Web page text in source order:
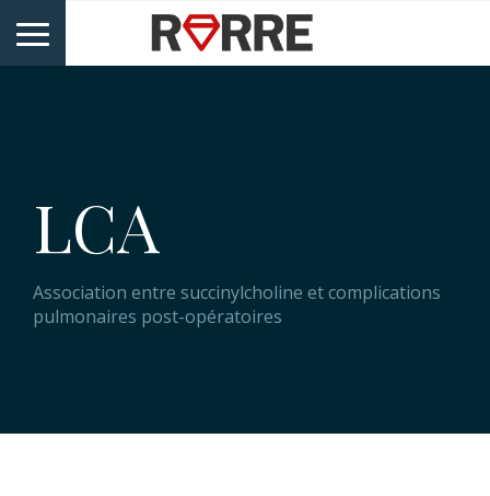
LCA
Association entre succinylcholine et complications
pulmonaires post-opératoires